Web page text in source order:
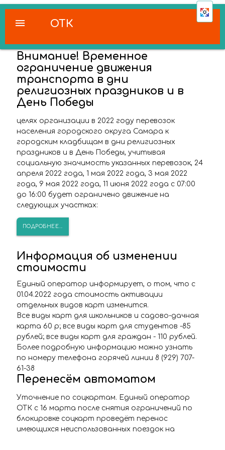
ОТК
menu
Внимание! Временное
ограничение движения
транспорта в дни
религиозных праздников и в
День Победы
целях организации в 2022 году перевозок
населения городского округа Самара к
городским кладбищам в дни религиозных
праздников и в День Победы, учитывая
социальную значимость указанных перевозок, 24
апреля 2022 года, 1 мая 2022 года, 3 мая 2022
года, 9 мая 2022 года, 11 июня 2022 года с 07:00
до 16:00 будет ограничено движение на
следующих участках:
ПОДРОБНЕЕ...
Информация об изменении
стоимости
Единый оператор информирует, о том, что с
01.04.2022 года стоимость активации
отдельных видов карт изменится.
Все виды карт для школьников и садово-дачная
карта 60 р; все виды карт для студентов -85
рублей; все виды карт для граждан - 110 рублей.
Более подробную информацию можно узнать
по номеру телефона горячей линии 8 (929) 707-
61-38
Перенесём автоматом
Уточнение по соцкартам. Единый оператор
ОТК с 16 марта после снятия ограничений по
блокировке соцкарт проведёт перенос
имеющихся неиспользованных поездок на